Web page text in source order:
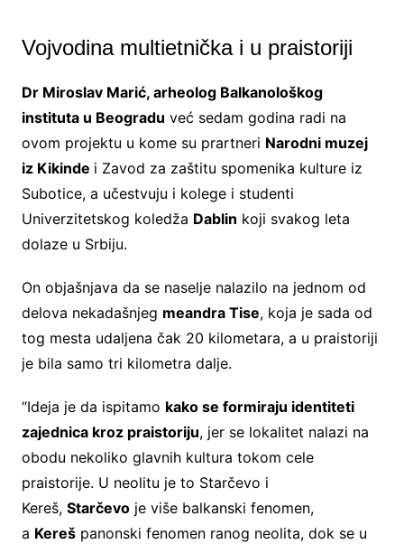
Vojvodina multietnička i u praistoriji
Dr Miroslav Marić, arheolog Balkanološkog
instituta u Beogradu već sedam godina radi na
ovom projektu u kome su prartneri Narodni muzej
iz Kikinde i Zavod za zaštitu spomenika kulture iz
Subotice, a učestvuju i kolege i studenti
Univerzitetskog koledža Dablin koji svakog leta
dolaze u Srbiju.
On objašnjava da se naselje nalazilo na jednom od
delova nekadašnjeg meandra Tise, koja je sada od
tog mesta udaljena čak 20 kilometara, a u praistoriji
je bila samo tri kilometra dalje.
“Ideja je da ispitamo kako se formiraju identiteti
zajednica kroz praistoriju, jer se lokalitet nalazi na
obodu nekoliko glavnih kultura tokom cele
praistorije. U neolitu je to Starčevo i
Kereš, Starčevoje više balkanski fenomen,
a Kerešpanonski fenomen ranog neolita, dok se u